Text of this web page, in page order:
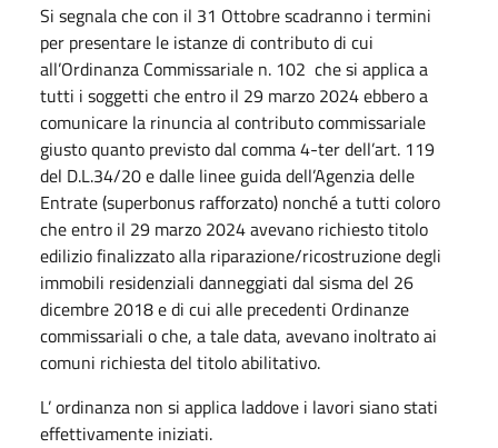
Si segnala che con il 31 Ottobre scadranno i termini
per presentare le istanze di contributo di cui
all’Ordinanza Commissariale n. 102 che si applica a
tutti i soggetti che entro il 29 marzo 2024 ebbero a
comunicare la rinuncia al contributo commissariale
giusto quanto previsto dal comma 4-ter dell’art. 119
del D.L.34/20 e dalle linee guida dell’Agenzia delle
Entrate (superbonus rafforzato) nonché a tutti coloro
che entro il 29 marzo 2024 avevano richiesto titolo
edilizio finalizzato alla riparazione/ricostruzione degli
immobili residenziali danneggiati dal sisma del 26
dicembre 2018 e di cui alle precedenti Ordinanze
commissariali o che, a tale data, avevano inoltrato ai
comuni richiesta del titolo abilitativo.
L’ ordinanza non si applica laddove i lavori siano stati
effettivamente iniziati.